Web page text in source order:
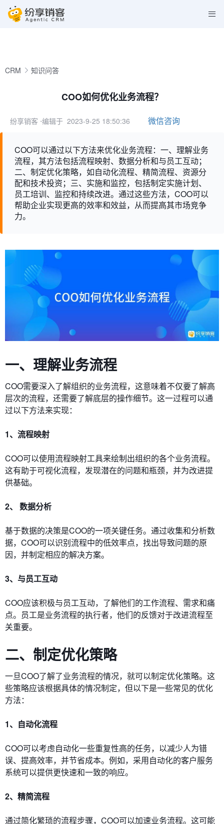
CRM 知识问答
COO如何优化业务流程？
纷享销客 ⋅编辑于 2023-9-25 18:50:36 微信咨询
COO可以通过以下方法来优化业务流程：一、理解业务
流程，其方法包括流程映射、数据分析和与员工互动；
二、制定优化策略，如自动化流程、精简流程、资源分
配和技术投资；三、实施和监控，包括制定实施计划、
员工培训、监控和持续改进。通过这些方法，COO可以
帮助企业实现更高的效率和效益，从而提高其市场竞争
力。
一、理解业务流程
COO需要深入了解组织的业务流程，这意味着不仅要了解高
层次的流程，还需要了解底层的操作细节。这一过程可以通
过以下方法来实现：
1、流程映射
COO可以使用流程映射工具来绘制出组织的各个业务流程。
这有助于可视化流程，发现潜在的问题和瓶颈，并为改进提
供基础。
2、 数据分析
基于数据的决策是COO的一项关键任务。通过收集和分析数
据，COO可以识别流程中的低效率点，找出导致问题的原
因，并制定相应的解决方案。
3、与员工互动
COO应该积极与员工互动，了解他们的工作流程、需求和痛
点。员工是业务流程的执行者，他们的反馈对于改进流程至
关重要。
二、制定优化策略
一旦COO了解了业务流程的情况，就可以制定优化策略。这
些策略应该根据具体的情况制定，但以下是一些常见的优化
方法：
1、自动化流程
COO可以考虑自动化一些重复性高的任务，以减少人为错
误、提高效率，并节省成本。例如，采用自动化的客户服务
系统可以提供更快速和一致的响应。
2、精简流程
通过简化繁琐的流程步骤，COO可以加速业务流程。这可能